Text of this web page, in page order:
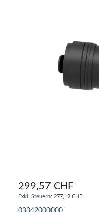
299,57 CHF
277,12 CHF